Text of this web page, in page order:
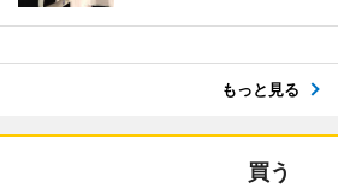
もっと見る
買う